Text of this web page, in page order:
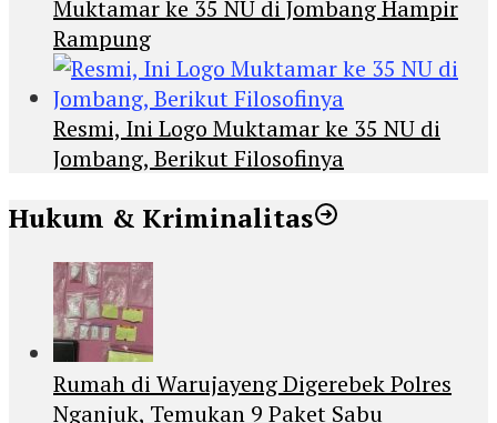
Muktamar ke 35 NU di Jombang Hampir
Rampung
Resmi, Ini Logo Muktamar ke 35 NU di
Jombang, Berikut Filosofinya
Hukum & Kriminalitas
Rumah di Warujayeng Digerebek Polres
Nganjuk, Temukan 9 Paket Sabu